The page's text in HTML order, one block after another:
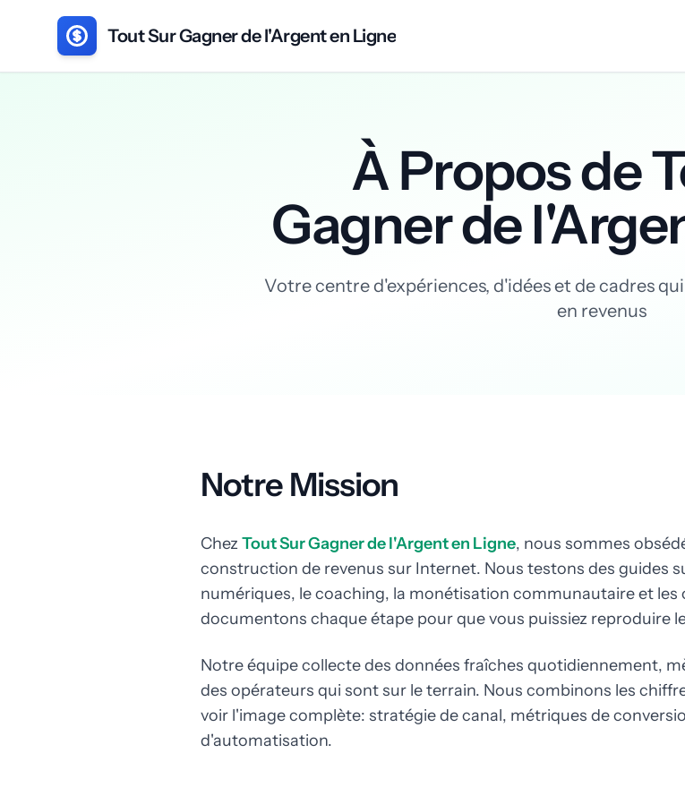
Tout Sur Gagner de l'Argent en Ligne
À Propos de
Gagner de
Votre centre d'expériences, d'idées et de cadres
en revenus
Notre Mission
Chez Tout Sur Gagner de l'Argent en Ligne, nous sommes
construction de revenus sur Internet. Nous testons des guides
numériques, le coaching, la monétisation communautaire et les
documentons chaque étape pour que vous puissiez reproduire
Notre équipe collecte des données fraîches quotidiennement,
des opérateurs qui sont sur le terrain. Nous combinons les
voir l'image complète: stratégie de canal, métriques de
d'automatisation.